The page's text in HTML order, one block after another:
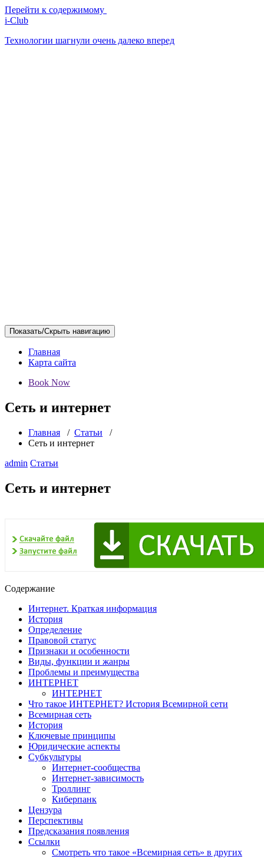
Перейти к содержимому
i-Club
Технологии шагнули очень далеко вперед
Показать/Скрыть навигацию
Главная
Карта сайта
Book Now
Сеть и интернет
Главная / Статьи /
Сеть и интернет
admin Статьи
Сеть и интернет
Содержание
Интернет. Краткая информация
История
Определение
Правовой статус
Признаки и особенности
Виды, функции и жанры
Проблемы и преимущества
ИНТЕРНЕТ
ИНТЕРНЕТ
Что такое ИНТЕРНЕТ? История Всемирной сети
Всемирная сеть
История
Ключевые принципы
Юридические аспекты
Субкультуры
Интернет-сообщества
Интернет-зависимость
Троллинг
Киберпанк
Цензура
Перспективы
Предсказания появления
Ссылки
Смотреть что такое «Всемирная сеть» в других